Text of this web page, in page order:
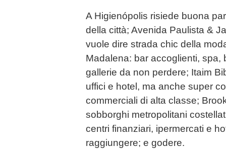
A Higienópolis risiede buona
della città; Avenida Paulista &
vuole dire strada chic della
Madalena: bar accoglienti, spa,
gallerie da non perdere; Itaim
uffici e hotel, ma anche super
commerciali di alta classe;
sobborghi metropolitani
centri finanziari, ipermercati e
raggiungere; e godere.